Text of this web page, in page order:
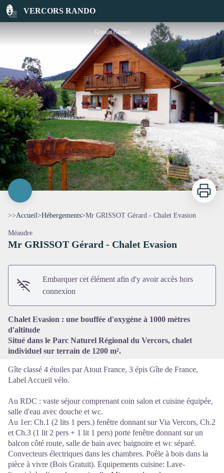
VERCORS RANDO
Mr GRISSOT Gérard - Chalet Evasion
Grissot Gérard
Voir l'image en plein écran
Imprimer
>>Accueil>Hébergements>Mr GRISSOT Gérard - Chalet Evasion
Méaudre
Mr GRISSOT Gérard - Chalet Evasion
Embarquer cet élément afin d'y avoir accès hors
connexion
Chalet Evasion : une bouffée d'oxygène à 1000 mètres
d'altitude
Situé dans le Parc Naturel Régional du Vercors, chalet
individuel sur terrain de 1200 m².
Gîte classé 4 étoiles par Atout France, 3 épis Gîte de France,
Label Accueil vélo.
Au RDC : vaste séjour comprenant coin salon et cuisine équipée,
salle d'eau avec douche et wc.
Au 1er: Ch.1 (2 lits 1 pers.) fenêtre donnant sur Via Vercors, Ch.2
et Ch.3 (1 lit 2 pers + 1 lit 1 pers) porte fenêtre donnant sur un
balcon côté route, salle de bain avec baignoire et wc séparé.
Convecteurs électriques dans les chambres. Poêle à bois dans la
pièce à vivre (Bois Gratuit). Equipements cuisine: Lave-